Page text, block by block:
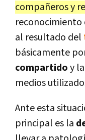
compañeros y
reconocimiento
al resultado del
básicamente
compartidoy
medios
Ante esta
principal es la